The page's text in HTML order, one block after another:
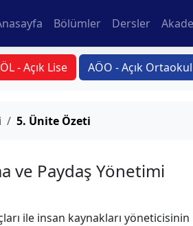
Bölümler Dersler
- Açık Lise AÖO - Açık Ortaokul
5. Ünite Özeti
ve Paydaş Yönetimi
ile insan kaynakları